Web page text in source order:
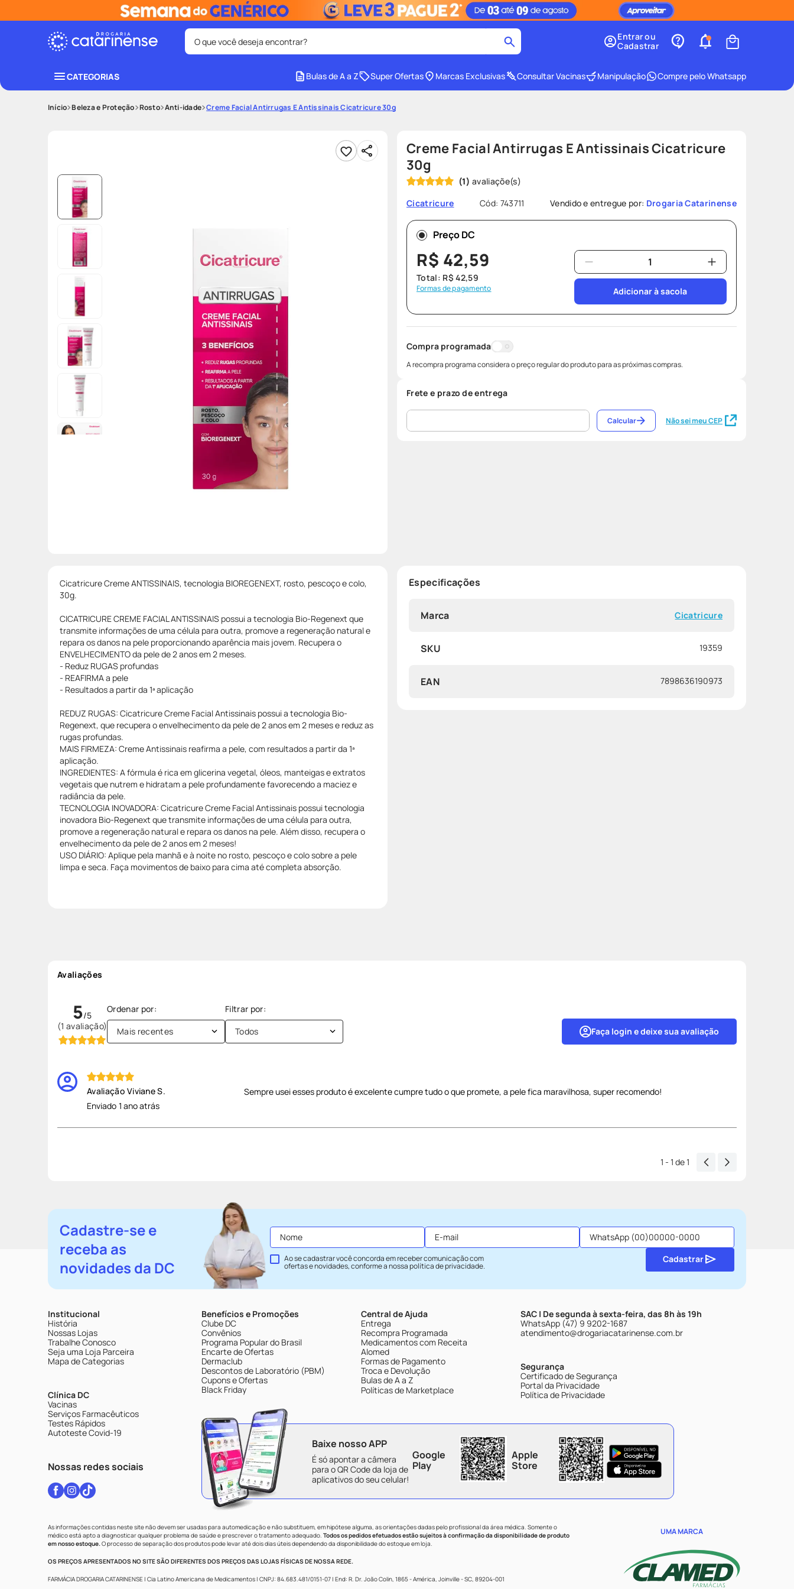
O que você deseja encontrar?
3º fralda 4º protetor solar facial
8º sabonete liquido
protetor solar
Entrar ou
Cadastrar
CATEGORIAS Bulas de A a Z Super Ofertas Marcas Exclusivas Consultar Vacinas Manipulação Compre pelo Whatsapp
Beleza e Proteção Rosto Anti-idade Creme Facial Antirrugas E Antissinais Cicatricure 30g
Creme Facial Antirrugas E Antissinais Cicatricure
30g
(1)
Cicatricure
Cód: 743711 Vendido e entregue por: Drogaria Catarinense
Preço DC
R$ 42,59
Total: R$ 42,59
Formas de pagamento Adicionar à sacola
Compra programada
A recompra programa considera o preço regular do produto para as próximas compras.
Frete e prazo de entrega
Não sei meu CEP
Calcular
Cicatricure Creme ANTISSINAIS, tecnologia BIOREGENEXT, rosto, pescoço e colo,
30g.
CICATRICURE CREME FACIAL ANTISSINAIS possui a tecnologia Bio-Regenext que
transmite informações de uma célula para outra, promove a regeneração natural e
repara os danos na pele proporcionando aparência mais jovem. Recupera o
ENVELHECIMENTO da pele de 2 anos em 2 meses.
- Reduz RUGAS profundas
- REAFIRMA a pele
- Resultados a partir da 1ª aplicação
REDUZ RUGAS: Cicatricure Creme Facial Antissinais possui a tecnologia Bio-
Regenext, que recupera o envelhecimento da pele de 2 anos em 2 meses e reduz as
rugas profundas.
MAIS FIRMEZA: Creme Antissinais reafirma a pele, com resultados a partir da 1ª
aplicação.
INGREDIENTES: A fórmula é rica em glicerina vegetal, óleos, manteigas e extratos
vegetais que nutrem e hidratam a pele profundamente favorecendo a maciez e
radiância da pele.
TECNOLOGIA INOVADORA: Cicatricure Creme Facial Antissinais possui tecnologia
inovadora Bio-Regenext que transmite informações de uma célula para outra,
promove a regeneração natural e repara os danos na pele. Além disso, recupera o
envelhecimento da pele de 2 anos em 2 meses!
USO DIÁRIO: Aplique pela manhã e à noite no rosto, pescoço e colo sobre a pele
limpa e seca. Faça movimentos de baixo para cima até completa absorção.
Especificações
Marca Cicatricure
SKU 19359
EAN 7898636190973
Avaliações
5
(1 avaliação) Faça login e deixe sua avaliação
Mais recentes Todos
Enviado 1 ano atrás
Viviane S. Sempre usei esses produto é excelente cumpre tudo o que promete, a pele fica maravilhosa, super recomendo!
1 - 1 de1
Cadastre-se e
receba as
novidades da DC
Ao se cadastrar você concorda em receber comunicação com
ofertas e novidades, conforme a nossapolítica de privacidade.
Cadastrar
Institucional
História
Nossas Lojas
Trabalhe Conosco
Seja uma Loja Parceira
Mapa de Categorias
Clínica DC
Vacinas
Serviços Farmacêuticos
Testes Rápidos
Autoteste Covid-19
Nossas redes sociais
Benefícios e Promoções
Clube DC
Convênios
Programa Popular do Brasil
Encarte de Ofertas
Dermaclub
Descontos de Laboratório (PBM)
Cupons e Ofertas
Black Friday
Central de Ajuda
Entrega
Recompra Programada
Medicamentos com Receita
Alomed
Formas de Pagamento
Troca e Devolução
Bulas de A a Z
Políticas de Marketplace
SAC | De segunda à sexta-feira, das 8h às 19h
WhatsApp (47) 9 9202-1687
atendimento@drogariacatarinense.com.br
Segurança
Certificado de Segurança
Portal da Privacidade
Política de Privacidade
Baixe nosso APP
É só apontar a câmera
para o QR Code da loja de
aplicativos do seu celular!
Google
Play
Apple
Store
As informações contidas neste site não devem ser usadas para automedicação e não substituem, em hipótese alguma, as orientações dadas pelo profissional da área médica. Somente o
médico está apto a diagnosticar qualquer problema de saúde e prescrever o tratamento adequado. Todos os pedidos efetuados estão sujeitos à confirmação da disponibilidade de produto
em nosso estoque.O processo de separação dos produtos pode levar até dois dias úteis dependendo da disponibilidade do estoque em loja.
OS PREÇOS APRESENTADOS NO SITE SÃO DIFERENTES DOS PREÇOS DAS LOJAS FÍSICAS DE NOSSA REDE.
FARMÁCIA DROGARIA CATARINENSE | Cia Latino Americana de Medicamentos | CNPJ: 84.683.481/0151-07 | End: R. Dr. João Colin, 1865 - América, Joinville - SC, 89204-001
UMA MARCA